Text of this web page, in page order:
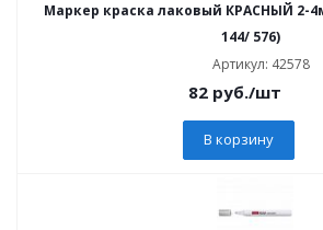
Маркер краска лаковый КРАСНЫЙ 2-
144/ 576)
Артикул: 42578
82руб./шт
В корзину